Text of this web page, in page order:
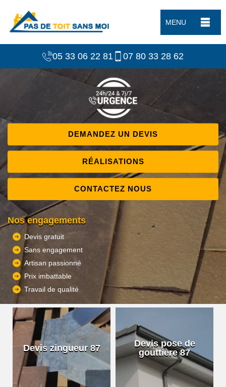
MENU
05 33 06 22 81 07 80 33 28 62
DEMANDEZ UN DEVIS
RÉALISATIONS
CONTACTEZ NOUS
Nos engagements
Devis gratuit
Sans engagement
Artisan passionné
Prix imbattable
Travail de qualité
Devis zingueur 87
Devis pose de
gouttière 87